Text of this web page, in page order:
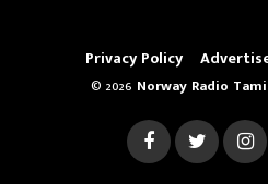
Privacy Policy
© 2026 Norway Radio